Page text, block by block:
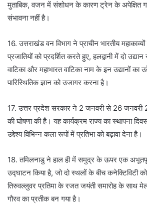
मुताबिक, वजन में संशोधन के कारण ट्रेन के अपेक्षित
संभावना नहीं है।
16. उत्तराखंड वन विभाग ने प्राचीन भारतीय महाकाव्यों
प्रजातियों को प्रदर्शित करते हुए, हलद्वानी में दो
वाटिका और महाभारत वाटिका नाम के इन उद्यानों का
पारिस्थितिक ज्ञान को उजागर करना है।
17. उत्तर प्रदेश सरकार ने 2 जनवरी से 26 जनवरी
की घोषणा की है। यह कार्यक्रम राज्य का स्थापना
उद्देश्य विभिन्न कला रूपों में प्रतिभा को बढ़ावा देना है।
18. तमिलनाडु ने हाल ही में समुद्र के ऊपर एक
उद्घाटन किया है, जो दो स्थलों के बीच कनेक्टिविटी
तिरुवल्लुवर प्रतिमा के रजत जयंती समारोह के साथ
गौरव का प्रतीक बन गया है।